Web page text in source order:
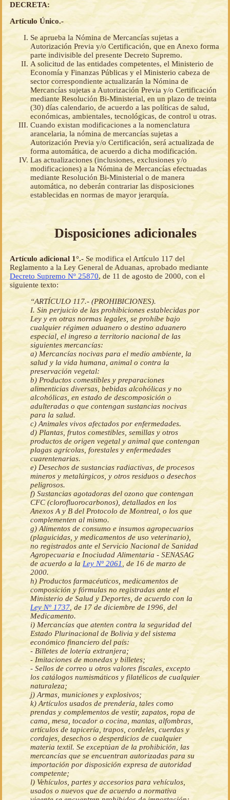
DECRETA:
Artículo Único.-
Se aprueba la Nómina de Mercancías sujetas a
Autorización Previa y/o Certificación, que en Anexo forma
parte indivisible del presente Decreto Supremo.
A solicitud de las entidades competentes, el Ministerio de
Economía y Finanzas Públicas y el Ministerio cabeza de
sector correspondiente actualizarán la Nómina de
Mercancías sujetas a Autorización Previa y/o Certificación
mediante Resolución Bi-Ministerial, en un plazo de treinta
(30) días calendario, de acuerdo a las políticas de salud,
económicas, ambientales, tecnológicas, de control u otras.
Cuando existan modificaciones a la nomenclatura
arancelaria, la nómina de mercancías sujetas a
Autorización Previa y/o Certificación, será actualizada de
forma automática, de acuerdo a dicha modificación.
Las actualizaciones (inclusiones, exclusiones y/o
modificaciones) a la Nómina de Mercancías efectuadas
mediante Resolución Bi-Ministerial o de manera
automática, no deberán contrariar las disposiciones
establecidas en normas de mayor jerarquía.
Disposiciones adicionales
Artículo adicional 1°.- Se modifica el Artículo 117 del
Reglamento a la Ley General de Aduanas, aprobado mediante
Decreto Supremo Nº 25870, de 11 de agosto de 2000, con el
siguiente texto:
“ARTÍCULO 117.- (PROHIBICIONES).
I. Sin perjuicio de las prohibiciones establecidas por
Ley y en otras normas legales, se prohíbe bajo
cualquier régimen aduanero o destino aduanero
especial, el ingreso a territorio nacional de las
siguientes mercancías:
a) Mercancías nocivas para el medio ambiente, la
salud y la vida humana, animal o contra la
preservación vegetal:
b) Productos comestibles y preparaciones
alimenticias diversas, bebidas alcohólicas y no
alcohólicas, en estado de descomposición o
adulteradas o que contengan sustancias nocivas
para la salud.
c) Animales vivos afectados por enfermedades.
d) Plantas, frutos comestibles, semillas y otros
productos de origen vegetal y animal que contengan
plagas agrícolas, forestales y enfermedades
cuarentenarias.
e) Desechos de sustancias radiactivas, de procesos
mineros y metalúrgicos, y otros residuos o desechos
peligrosos.
f) Sustancias agotadoras del ozono que contengan
CFC (clorofluorocarbonos), detallados en los
Anexos A y B del Protocolo de Montreal, o los que
complementen al mismo.
g) Alimentos de consumo e insumos agropecuarios
(plaguicidas, y medicamentos de uso veterinario),
no registrados ante el Servicio Nacional de Sanidad
Agropecuaria e Inociudad Alimentaria - SENASAG
de acuerdo a la Ley Nº 2061
, de 16 de marzo de
2000.
h) Productos farmacéuticos, medicamentos de
composición y fórmulas no registradas ante el
Ministerio de Salud y Deportes, de acuerdo con la
Ley Nº 1737 , de 17 de diciembre de 1996, del
Medicamento.
i) Mercancías que atenten contra la seguridad del
Estado Plurinacional de Bolivia y del sistema
económico financiero del país:
- Billetes de lotería extranjera;
- Imitaciones de monedas y billetes;
- Sellos de correo u otros valores fiscales, excepto
los catálogos numismáticos y filatélicos de cualquier
naturaleza;
j) Armas, municiones y explosivos;
k) Artículos usados de prendería, tales como
prendas y complementos de vestir, zapatos, ropa de
cama, mesa, tocador o cocina, mantas, alfombras,
artículos de tapicería, trapos, cordeles, cuerdas y
cordajes, desechos o desperdicios de cualquier
materia textil. Se exceptúan de la prohibición, las
mercancías que se encuentran autorizadas para su
importación por disposición expresa de autoridad
competente;
l) Vehículos, partes y accesorios para vehículos,
usados o nuevos que de acuerdo a normativa